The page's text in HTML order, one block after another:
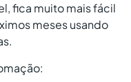
fica muito mais fácil
meses usando